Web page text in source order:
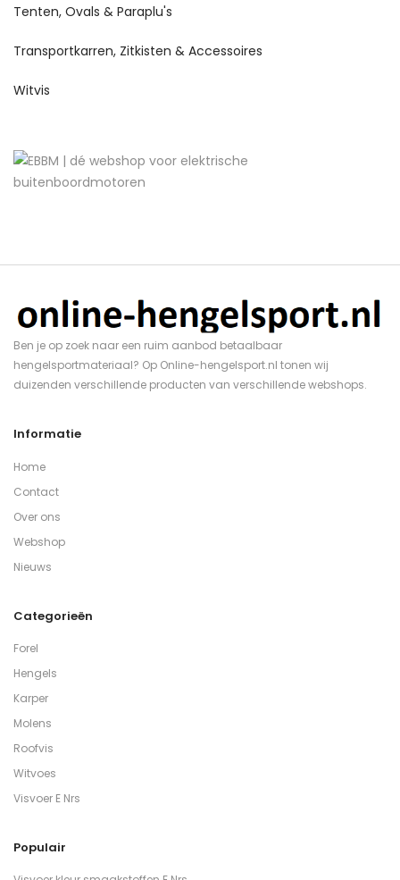
Tenten, Ovals & Paraplu's
Transportkarren, Zitkisten & Accessoires
Witvis
Ben je op zoek naar een ruim aanbod betaalbaar
hengelsportmateriaal? Op Online-hengelsport.nl tonen wij
duizenden verschillende producten van verschillende webshops.
Informatie
Home
Contact
Over ons
Webshop
Nieuws
Categorieën
Forel
Hengels
Karper
Molens
Roofvis
Witvoes
Visvoer E Nrs
Populair